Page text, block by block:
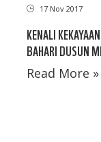
17 Nov 2017
KENALI
BAHARI DUSUN
Read More »